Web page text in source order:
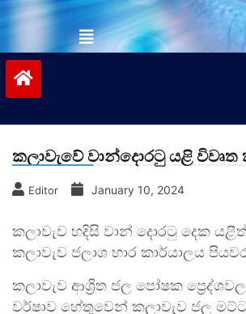
කලාවැවේ වාන්දොරටු යළි විවෘත
Editor January 10, 2024
කලාවැව හදිසි වාන් දොරටු දෙක
කලාවැව ජලාශ භාර කාර්යාලය
කලාවැව ආශ්‍රිත ජල පෝෂක
වර්ෂාව හේතුවෙන් කලාවැව ජල